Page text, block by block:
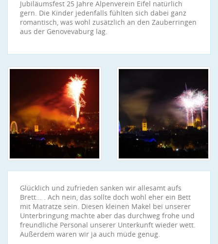
Jubiläumsfest 25 Jahre Alpenverein Eifel natürlich
gern. Die Kinder jedenfalls fühlten sich dabei ganz
romantisch, was wohl zusätzlich an den Zauberringen
aus der Genovevaburg lag.
Glücklich und zufrieden sanken wir allesamt aufs
Brett... . Ach nein, das sollte doch wohl eher ein Bett
mit Matratze sein. Diesen kleinen Makel bei unserer
Unterbringung machte aber das durchweg frohe und
freundliche Personal unserer Unterkunft wieder wett.
Außerdem waren wir ja auch müde genug.